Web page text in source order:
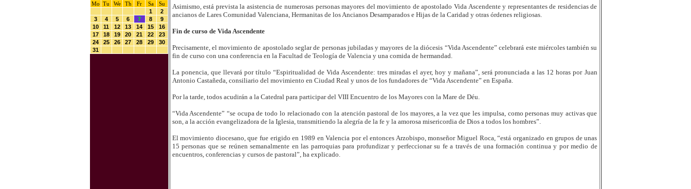
Mo Tu We Th Fr Sa
Su
1
2
3
4 5 6 7 8
9
10
11 12 13 14 15
16
17
18 19 20 21 22
23
24
25 26 27 28 29
30
31
Asimismo, está prevista la asistencia de numerosas personas mayores del movimiento de apostolado Vida Ascendente y representantes de residencias de
ancianos de Lares Comunidad Valenciana, Hermanitas de los Ancianos Desamparados e Hijas de la Caridad y otras órdenes religiosas.
Fin de curso de Vida Ascendente
Precisamente, el movimiento de apostolado seglar de personas jubiladas y mayores de la diócesis “Vida Ascendente” celebrará este miércoles también su
fin de curso con una conferencia en la Facultad de Teología de Valencia y una comida de hermandad.
La ponencia, que llevará por título “Espiritualidad de Vida Ascendente: tres miradas el ayer, hoy y mañana”, será pronunciada a las 12 horas por Juan
Antonio Castañeda, consiliario del movimiento en Ciudad Real y unos de los fundadores de “Vida Ascendente” en España.
Por la tarde, todos acudirán a la Catedral para participar del VIII Encuentro de los Mayores con la Mare de Déu.
“Vida Ascendente” “se ocupa de todo lo relacionado con la atención pastoral de los mayores, a la vez que les impulsa, como personas muy activas que
son, a la acción evangelizadora de la Iglesia, transmitiendo la alegría de la fe y la amorosa misericordia de Dios a todos los hombres”.
El movimiento diocesano, que fue erigido en 1989 en Valencia por el entonces Arzobispo, monseñor Miguel Roca, “está organizado en grupos de unas
15 personas que se reúnen semanalmente en las parroquias para profundizar y perfeccionar su fe a través de una formación continua y por medio de
encuentros, conferencias y cursos de pastoral”, ha explicado.